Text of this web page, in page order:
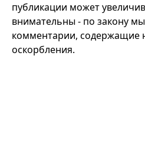
публикации может
внимательны - по закону
комментарии, содержащие
оскорбления.